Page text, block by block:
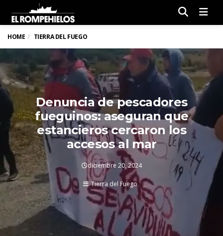
HOME TIERRA DEL FUEGO
Denuncia de pescadores
fueguinos: aseguran que
estancieros cercaron los
accesos al mar
diciembre 20, 2024
Tierra del Fuego